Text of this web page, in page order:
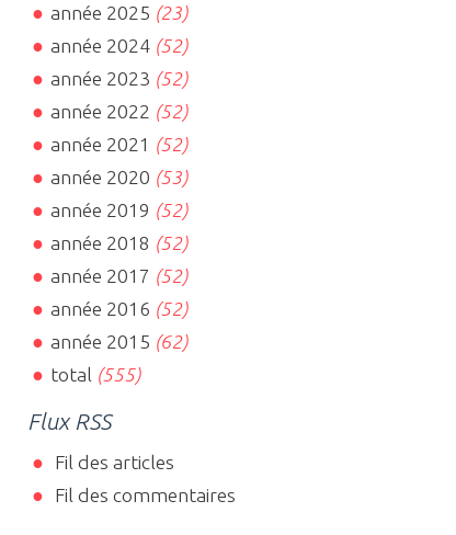
année 2025 (23)
année 2024(52)
année 2023 (52)
année 2022 (52)
année 2021 (52)
année 2020 (53)
année 2019 (52)
année 2018 (52)
année 2017 (52)
année 2016 (52)
année 2015 (62)
total (555)
Flux RSS
Fil des articles
Fil des commentaires